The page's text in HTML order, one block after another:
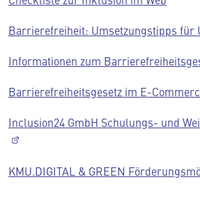
Barrierefreiheit: Umsetzungstipps für
Informationen zum
Barrierefreiheits­gesetz im E-
Inclusion24 GmbH Schulungs- und
KMU.DIGITAL & GREEN